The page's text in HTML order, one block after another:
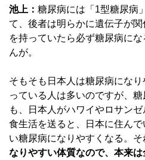
池上： 糖尿病には「1型糖尿病
て、後者は明らかに遺伝子が
を持っていたら必ず糖尿病に
んが。
そもそも日本人は糖尿病にな
っている人は多いのですが、
も、日本人がハワイやロサン
食生活を送ると、日本に住ん
い糖尿病になりやすくなる。そ
なりやすい体質なので、本来